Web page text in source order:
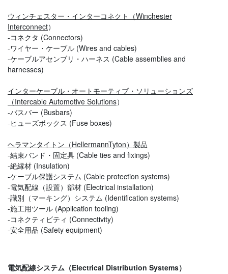
ウィンチェスター・インターコネクト（Winchester
Interconnect）
-コネクタ (Connectors)
-ワイヤー・ケーブル (Wires and cables)
-ケーブルアセンブリ・ハーネス (Cable assemblies and
harnesses)
インターケーブル・オートモーティブ・ソリューションズ
（Intercable Automotive Solutions）
-バスバー (Busbars)
-ヒューズボックス (Fuse boxes)
ヘラマンタイトン（HellermannTyton）製品
-結束バンド・固定具 (Cable ties and fixings)
-絶縁材 (Insulation)
-ケーブル保護システム (Cable protection systems)
-電気配線（設置）部材 (Electrical installation)
-識別（マーキング）システム (Identification systems)
-施工用ツール (Application tooling)
-コネクティビティ (Connectivity)
-安全用品 (Safety equipment)
電気配線システム（Electrical Distribution Systems）